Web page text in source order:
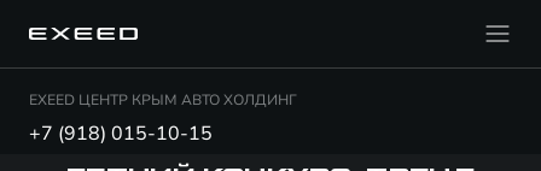
EXEED ЦЕНТР КРЫМ АВТО ХОЛДИНГ
+7 (918) 015-10-15